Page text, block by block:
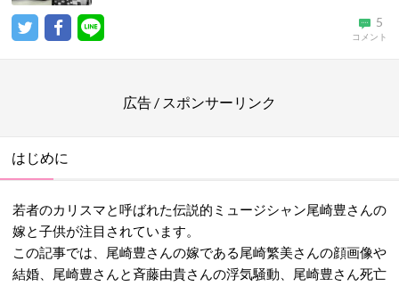
5
コメント
広告 / スポンサーリンク
はじめに
若者のカリスマと呼ばれた伝説的ミュージシャン尾崎豊さんの
嫁と子供が注目されています。
この記事では、尾崎豊さんの嫁である尾崎繁美さんの顔画像や
結婚、尾崎豊さんと斉藤由貴さんの浮気騒動、尾崎豊さん死亡